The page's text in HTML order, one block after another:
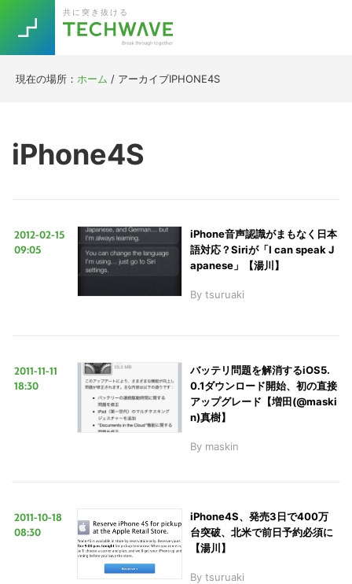
primary
navigation
main
content
primary
sidebar
footer
共に突き抜ける
現在の場所： ホーム / アーカイブIPHONE4S
iPhone4S
2012-02-15
09:05
iPhone音声認識がまもなく日本
語対応？Siriが「I can speak J
apanese」【湯川】
By tsuruaki
2011-11-11
18:30
バッテリ問題を解消するiOS5.
0.1ダウンロード開始、初の直接
アップグレード【増田(@maski
n)真樹】
By maskin
2011-10-18
08:30
iPhone4S、発売3日で400万
台突破、北米で前日予約必須に
【湯川】
By tsuruaki
RE:LIFE
Re:Work
VR/AR
[Startup]
[Voice Edition]
特集
Block Data Bank